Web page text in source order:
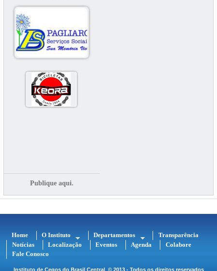
Publique aqui.
Home O Instituto Departamentos
Transparência
Notícias
Localização Eventos Agenda
Colabore
Fale Conosco
Instituto de Cegos do Brasil Central© 2013 - Todos os direitos reservados